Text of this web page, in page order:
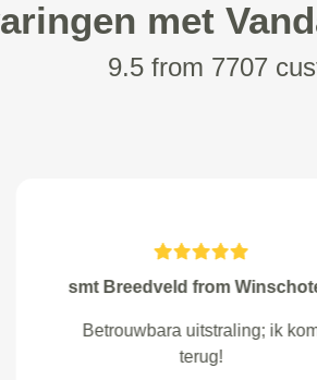
met
9.5 from 7707
Daphne Baardolf
Goede service,